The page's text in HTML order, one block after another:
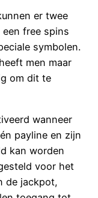
er twee
free spins
symbolen.
men maar
om dit te
wanneer
payline en zijn
kan worden
voor het
de jackpot,